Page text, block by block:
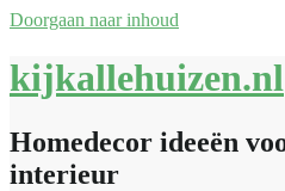
Doorgaan naar inhoud
kijkallehuizen.nl
Homedecor ideeën
interieur